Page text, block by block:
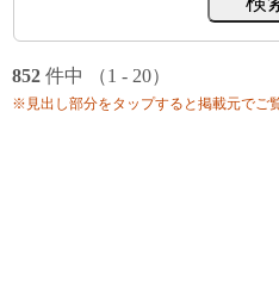
852 件中 （1 - 20）
※見出し部分をタップすると掲載元でご